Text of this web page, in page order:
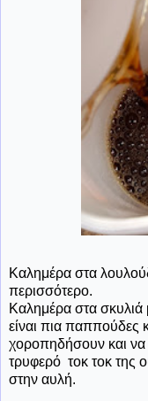
Καλημέρα στα
περισσότερο.
Καλημέρα στα
είναι πια παππούδες
χοροπηδήσουν και
τρυφερό τοκ τοκ της
στην αυλή.